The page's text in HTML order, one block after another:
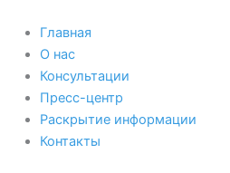
содержимому
Главная
О нас
Консультации
Пресс-центр
Раскрытие информации
Контакты